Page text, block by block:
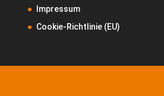
Impressum
Cookie-Richtlinie (EU)